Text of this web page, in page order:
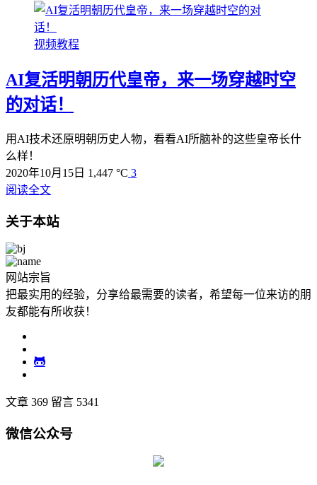
视频教程
AI复活明朝历代皇帝，来一场穿越时空
的对话！
用AI技术还原明朝历史人物，看看AI所脑补的这些皇帝长什
么样！
2020年10月15日 1,447 °C 3
阅读全文
关于本站
网站宗旨
把最实用的经验，分享给最需要的读者，希望每一位来访的朋
友都能有所收获！
文章 369 留言 5341
微信公众号